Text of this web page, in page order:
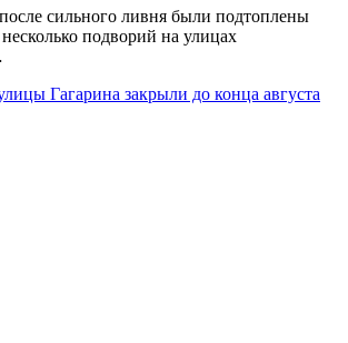
сильного ливня были подтоплены
подворий на улицах
Гагарина закрыли до конца августа